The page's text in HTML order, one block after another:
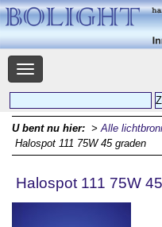
Navigatie
U bent nu hier: >Alle
Halospot 111 75W 45 graden
Halospot 111 75W